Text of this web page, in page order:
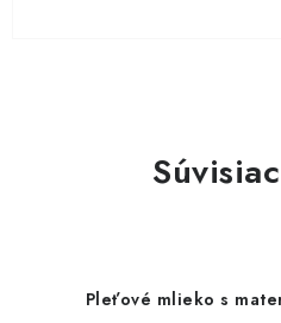
Pleťové mlieko s